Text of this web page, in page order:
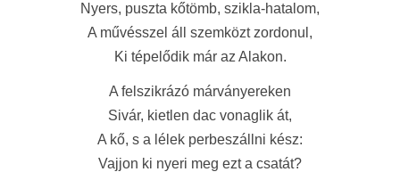
Nyers, puszta kőtömb, szikla-hatalom,
A művésszel áll szemközt zordonul,
Ki tépelődik már az Alakon.
A felszikrázó márványereken
Sivár, kietlen dac vonaglik át,
A kő, s a lélek perbeszállni kész:
Vajjon ki nyeri meg ezt a csatát?